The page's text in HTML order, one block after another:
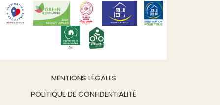
MENTIONS LÉGALES
POLITIQUE DE CONFIDENTIALITÉ